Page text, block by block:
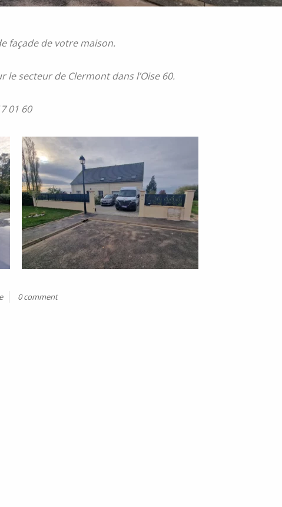
façade de votre maison.
le secteur de Clermont dans l’Oise 60.
01 60
0 comment